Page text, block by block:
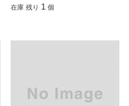
在庫 残り 1 個